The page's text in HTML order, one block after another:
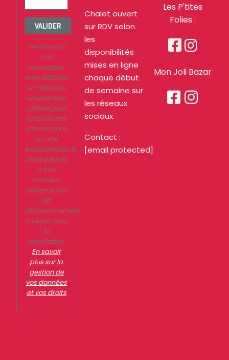
VALIDER
Je m’inscris
à la
newsletter.
mon adresse
e-mail sera
uniquement
utilisée pour
recevoir des
informations
du site
lesptitesfolies.fr.
Vous pouvez
à tout
moment
utiliser le lien
de
désabonnement
intégré dans
la
newsletter.
En savoir
plus sur la
gestion de
vos données
et vos droits
Chalet ouvert
sur RDV selon
les
disponibilités
mises en ligne
chaque début
de semaine sur
les réseaux
sociaux.
Contact :
[email protected]
Les P'tites
Folies :
 
Mon Joli Bazar
 